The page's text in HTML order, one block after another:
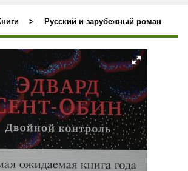
> Русский и зарубежный роман